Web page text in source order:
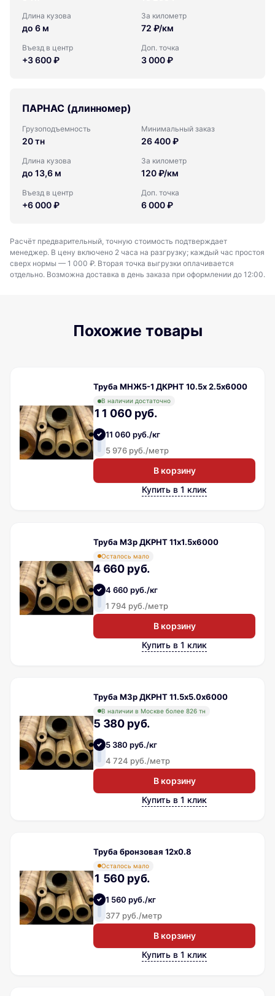
Длина кузова
до 6 м
За километр
72 ₽/км
Въезд в центр
+3 600 ₽
Доп. точка
3 000 ₽
ПАРНАС (длинномер)
Грузоподъемность
20 тн
Минимальный заказ
26 400 ₽
Длина кузова
до 13,6 м
За километр
120 ₽/км
Въезд в центр
+6 000 ₽
Доп. точка
6 000 ₽
Расчёт предварительный, точную стоимость подтверждает
менеджер. В цену включено 2 часа на разгрузку; каждый час простоя
сверх нормы — 1 000 ₽. Вторая точка выгрузки оплачивается
отдельно. Возможна доставка в день заказа при оформлении до 12:00.
Похожие товары
Труба МНЖ5-1 ДКРНТ 10.5х 2.5х6000
В наличии достаточно
11 060 руб.
11 060 руб./кг
5 976 руб./метр
В корзину
Купить в 1 клик
Труба М3р ДКРНТ 11х1.5х6000
Осталось мало
4 660 руб.
4 660 руб./кг
1 794 руб./метр
В корзину
Купить в 1 клик
Труба М3р ДКРНТ 11.5х5.0х6000
В наличии в Москве более 826 тн
5 380 руб.
5 380 руб./кг
4 724 руб./метр
В корзину
Купить в 1 клик
Труба бронзовая 12х0.8
Осталось мало
1 560 руб.
1 560 руб./кг
377 руб./метр
В корзину
Купить в 1 клик